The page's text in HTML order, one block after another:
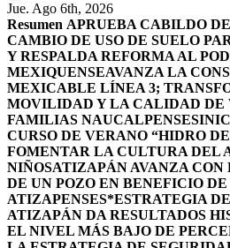
Jue. Ago 6th, 2026
Resumen APRUEBA CABILDO
CAMBIO DE USO DE SUELO
Y RESPALDA REFORMA AL
MEXIQUENSEAVANZA LA
MEXICABLE LÍNEA 3;
MOVILIDAD Y LA CALIDAD DE
FAMILIAS NAUCALPENSES
CURSO DE VERANO “HIDRO
FOMENTAR LA CULTURA DEL
NIÑOSATIZAPÁN AVANZA CON
DE UN POZO EN BENEFICIO
ATIZAPENSES*ESTRATEGIA
ATIZAPÁN DA RESULTADOS
EL NIVEL MÁS BAJO DE